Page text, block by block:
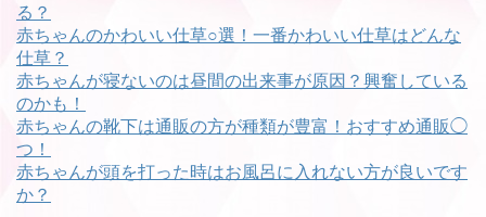
る？
赤ちゃんのかわいい仕草○選！一番かわいい仕草はどんな
仕草？
赤ちゃんが寝ないのは昼間の出来事が原因？興奮している
のかも！
赤ちゃんの靴下は通販の方が種類が豊富！おすすめ通販◯
つ！
赤ちゃんが頭を打った時はお風呂に入れない方が良いです
か？